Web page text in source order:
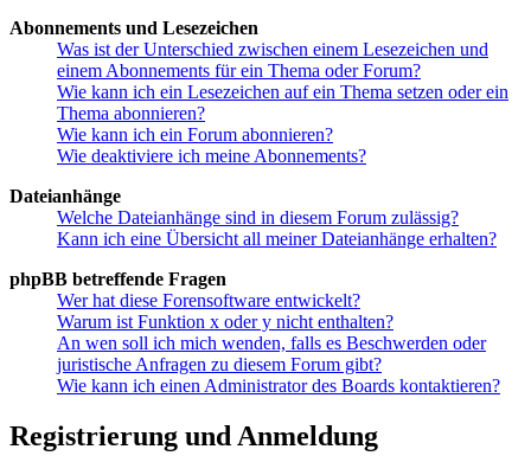
Abonnements und Lesezeichen
Was ist der Unterschied zwischen einem Lesezeichen und
einem Abonnements für ein Thema oder Forum?
Wie kann ich ein Lesezeichen auf ein Thema setzen oder ein
Thema abonnieren?
Wie kann ich ein Forum abonnieren?
Wie deaktiviere ich meine Abonnements?
Dateianhänge
Welche Dateianhänge sind in diesem Forum zulässig?
Kann ich eine Übersicht all meiner Dateianhänge erhalten?
phpBB betreffende Fragen
Wer hat diese Forensoftware entwickelt?
Warum ist Funktion x oder y nicht enthalten?
An wen soll ich mich wenden, falls es Beschwerden oder
juristische Anfragen zu diesem Forum gibt?
Wie kann ich einen Administrator des Boards kontaktieren?
Registrierung und Anmeldung